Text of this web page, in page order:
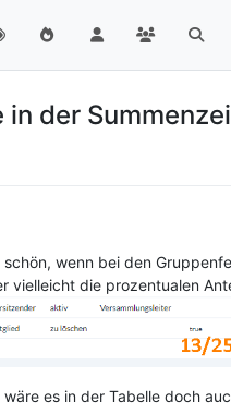
in der
wenn bei den
vielleicht die prozentualen
es in der Tabelle doch